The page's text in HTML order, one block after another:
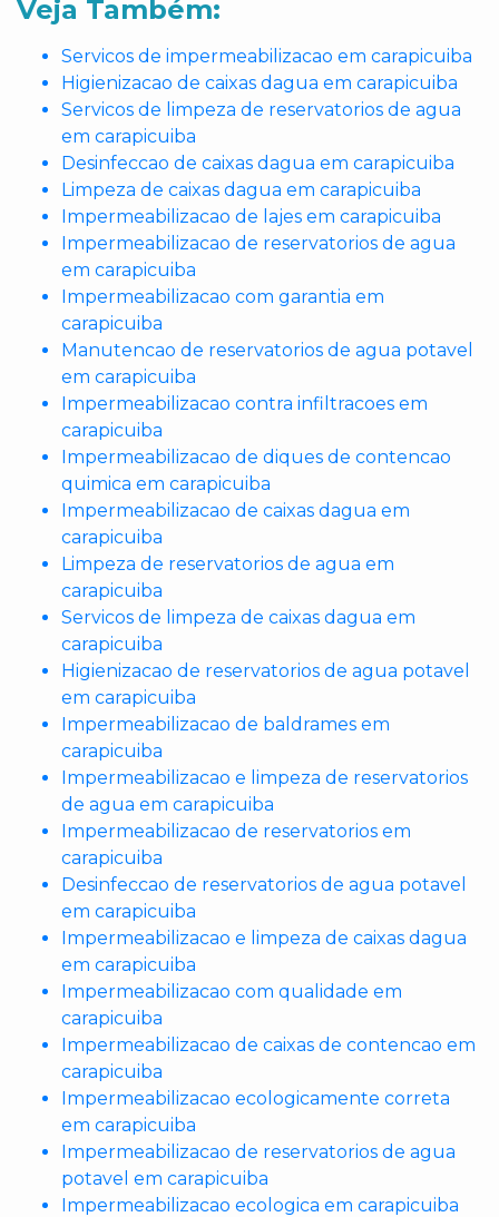
Veja Também:
Servicos de impermeabilizacao em carapicuiba
Higienizacao de caixas dagua em carapicuiba
Servicos de limpeza de reservatorios de agua
em carapicuiba
Desinfeccao de caixas dagua em carapicuiba
Limpeza de caixas dagua em carapicuiba
Impermeabilizacao de lajes em carapicuiba
Impermeabilizacao de reservatorios de agua
em carapicuiba
Impermeabilizacao com garantia em
carapicuiba
Manutencao de reservatorios de agua potavel
em carapicuiba
Impermeabilizacao contra infiltracoes em
carapicuiba
Impermeabilizacao de diques de contencao
quimica em carapicuiba
Impermeabilizacao de caixas dagua em
carapicuiba
Limpeza de reservatorios de agua em
carapicuiba
Servicos de limpeza de caixas dagua em
carapicuiba
Higienizacao de reservatorios de agua potavel
em carapicuiba
Impermeabilizacao de baldrames em
carapicuiba
Impermeabilizacao e limpeza de reservatorios
de agua em carapicuiba
Impermeabilizacao de reservatorios em
carapicuiba
Desinfeccao de reservatorios de agua potavel
em carapicuiba
Impermeabilizacao e limpeza de caixas dagua
em carapicuiba
Impermeabilizacao com qualidade em
carapicuiba
Impermeabilizacao de caixas de contencao em
carapicuiba
Impermeabilizacao ecologicamente correta
em carapicuiba
Impermeabilizacao de reservatorios de agua
potavel em carapicuiba
Impermeabilizacao ecologica em carapicuiba